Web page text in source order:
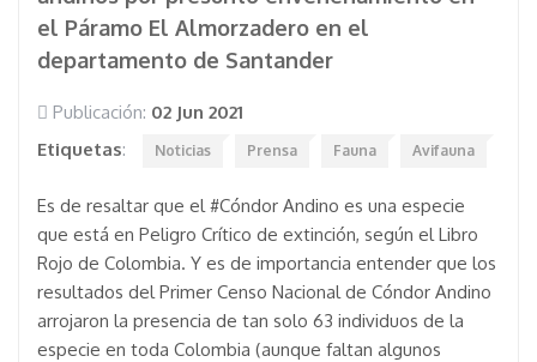
el Páramo El Almorzadero en el
departamento de Santander
Publicación: 02 Jun 2021
Etiquetas: Noticias Prensa Fauna Avifauna
Es de resaltar que el #Cóndor Andino es una especie
que está en Peligro Crítico de extinción, según el Libro
Rojo de Colombia. Y es de importancia entender que los
resultados del Primer Censo Nacional de Cóndor Andino
arrojaron la presencia de tan solo 63 individuos de la
especie en toda Colombia (aunque faltan algunos